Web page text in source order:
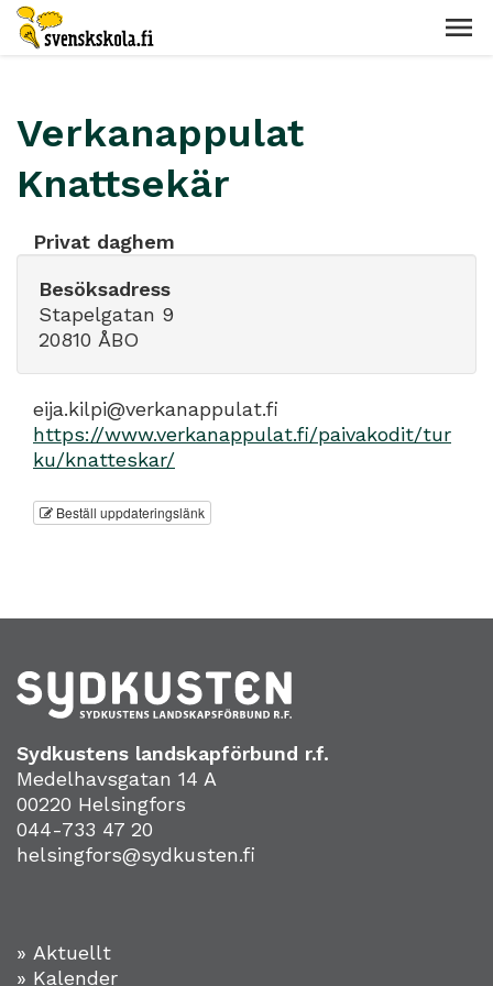
Verkanappulat
Knattsekär
Privat daghem
Besöksadress
Stapelgatan 9
20810 ÅBO
eija.kilpi@verkanappulat.fi
https://www.verkanappulat.fi/paivakodit/tur
ku/knatteskar/
Beställ uppdateringslänk
Sydkustens landskapförbund r.f.
Medelhavsgatan 14 A
00220 Helsingfors
044-733 47 20
helsingfors@sydkusten.fi
» Aktuellt
» Kalender